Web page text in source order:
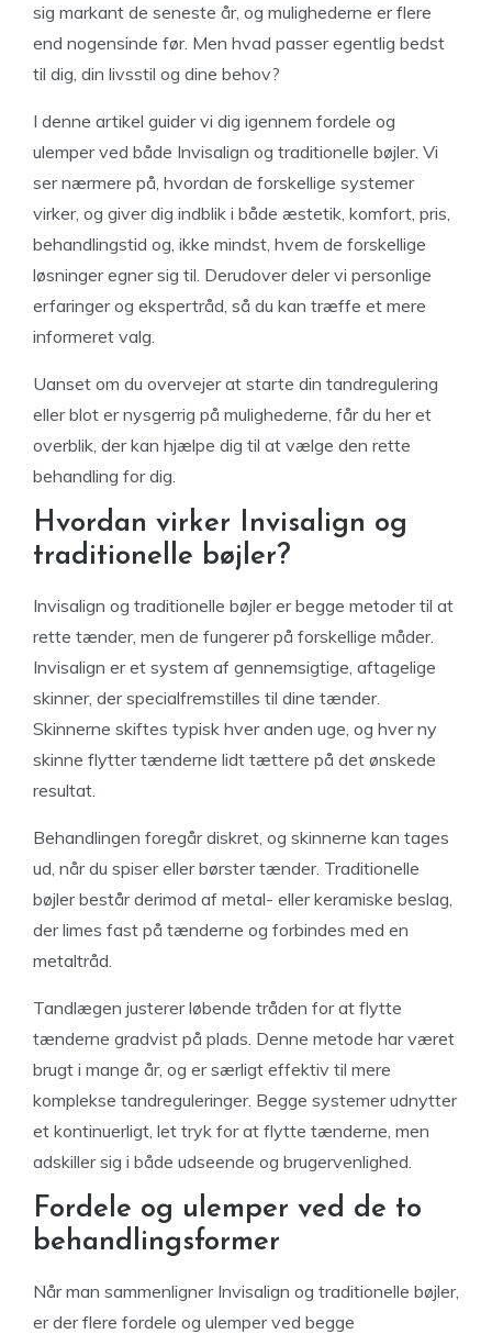
sig markant de seneste år, og mulighederne er flere
end nogensinde før. Men hvad passer egentlig bedst
til dig, din livsstil og dine behov?
I denne artikel guider vi dig igennem fordele og
ulemper ved både Invisalign og traditionelle bøjler. Vi
ser nærmere på, hvordan de forskellige systemer
virker, og giver dig indblik i både æstetik, komfort, pris,
behandlingstid og, ikke mindst, hvem de forskellige
løsninger egner sig til. Derudover deler vi personlige
erfaringer og ekspertråd, så du kan træffe et mere
informeret valg.
Uanset om du overvejer at starte din tandregulering
eller blot er nysgerrig på mulighederne, får du her et
overblik, der kan hjælpe dig til at vælge den rette
behandling for dig.
Hvordan virker Invisalign og
traditionelle bøjler?
Invisalign og traditionelle bøjler er begge metoder til at
rette tænder, men de fungerer på forskellige måder.
Invisalign er et system af gennemsigtige, aftagelige
skinner, der specialfremstilles til dine tænder.
Skinnerne skiftes typisk hver anden uge, og hver ny
skinne flytter tænderne lidt tættere på det ønskede
resultat.
Behandlingen foregår diskret, og skinnerne kan tages
ud, når du spiser eller børster tænder. Traditionelle
bøjler består derimod af metal- eller keramiske beslag,
der limes fast på tænderne og forbindes med en
metaltråd.
Tandlægen justerer løbende tråden for at flytte
tænderne gradvist på plads. Denne metode har været
brugt i mange år, og er særligt effektiv til mere
komplekse tandreguleringer. Begge systemer udnytter
et kontinuerligt, let tryk for at flytte tænderne, men
adskiller sig i både udseende og brugervenlighed.
Fordele og ulemper ved de to
behandlingsformer
Når man sammenligner Invisalign og traditionelle bøjler,
er der flere fordele og ulemper ved begge